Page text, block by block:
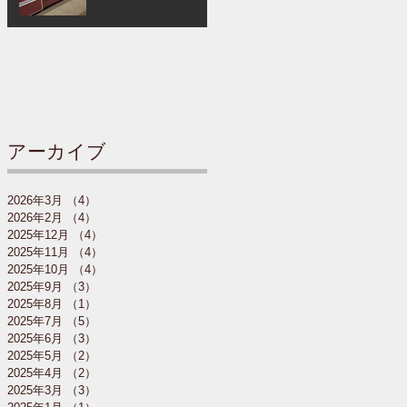
アーカイブ
2026年3月 （4）
2026年2月
（4）
2025年12月
（4）
2025年11月
（4）
2025年10月
（4）
2025年9月
（3）
2025年8月
（1）
2025年7月
（5）
2025年6月
（3）
2025年5月
（2）
2025年4月
（2）
2025年3月
（3）